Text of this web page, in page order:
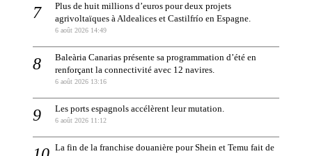
Plus de huit millions d’euros pour deux projets
agrivoltaïques à Aldealices et Castilfrío en Espagne.
6 août 2026 14:49
Baleària Canarias présente sa programmation d’été en
renforçant la connectivité avec 12 navires.
6 août 2026 13:16
Les ports espagnols accélèrent leur mutation.
6 août 2026 11:12
La fin de la franchise douanière pour Shein et Temu fait de